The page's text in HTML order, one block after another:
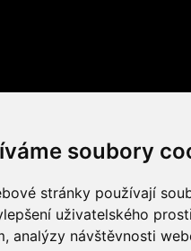
soubory
stránky používají
uživatelského
analýzy návštěvnosti